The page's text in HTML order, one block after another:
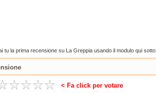
la prima recensione su La Greppia usando il modulo qui sotto.
< Fa click per votare